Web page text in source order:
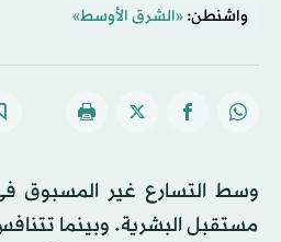
واشنطن: «الشرق الأوسط»
وسط التسارع غير المسبوق
مستقبل البشرية. وبينما